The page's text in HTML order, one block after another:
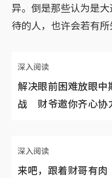
异。倒是那些认为是
待的人，也许会若有所
深入阅读
解决眼前困难放眼中
战 财爷邀你齐心协
深入阅读
来吧，跟着财哥有肉